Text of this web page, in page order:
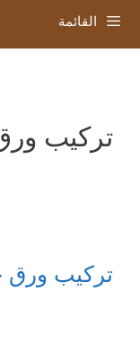
القائمة
تركيب
تركيب